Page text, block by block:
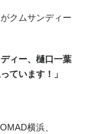
クムサンディー
ィー、樋口一葉
ています！」
横浜、